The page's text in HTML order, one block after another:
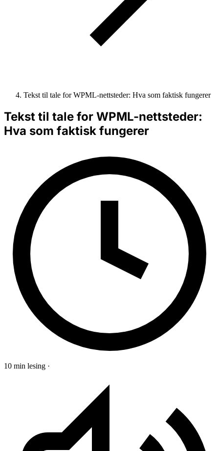
Tekst til tale for WPML-nettsteder: Hva som faktisk fungerer
Tekst til tale for WPML-nettsteder:
Hva som faktisk fungerer
10 min lesing ·